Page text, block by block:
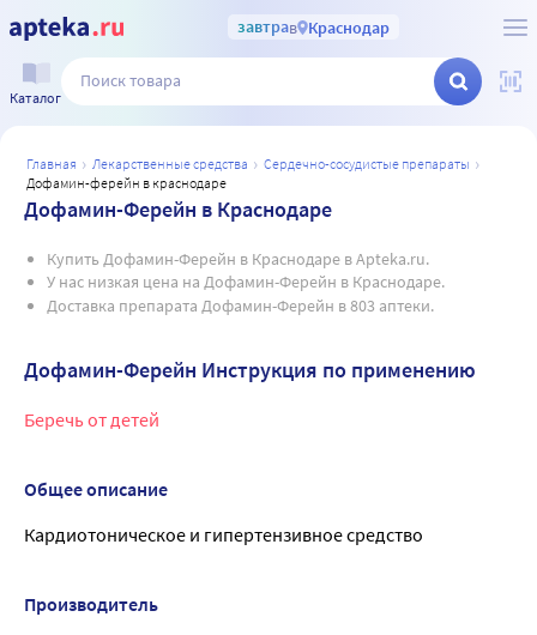
завтрав Краснодар
Каталог
главная лекарственные средства
сердечно-сосудистые препараты
дофамин-ферейн в краснодаре
Дофамин-Ферейн в Краснодаре
Купить Дофамин-Ферейн в Краснодаре в Apteka.ru.
У нас низкая цена на Дофамин-Ферейн в Краснодаре.
Доставка препарата Дофамин-Ферейн в 803 аптеки.
Дофамин-Ферейн Инструкция по применению
Беречь от детей
Общее описание
Кардиотоническое и гипертензивное средство
Производитель